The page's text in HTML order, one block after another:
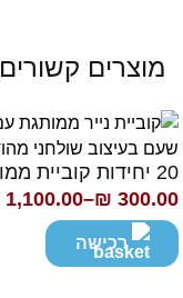
מוצרים קשורים
20 יחידות קוביית ממו שולחנית ממותגת
₪ 300.00
–
1,100.00
טווח
מחירים:רכישה